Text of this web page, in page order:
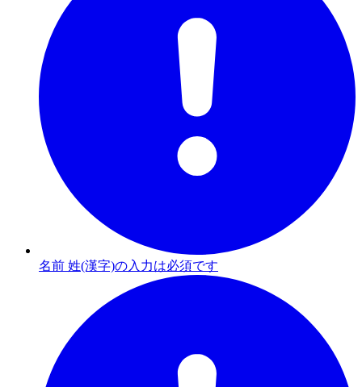
名前 姓(漢字)の入力は必須です